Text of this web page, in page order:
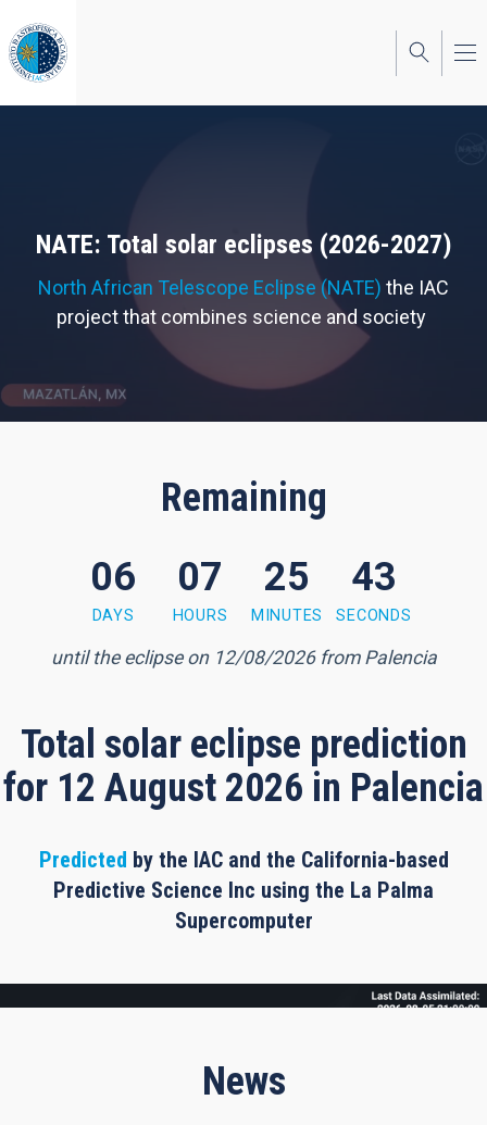
to
main
content
NATE: Total solar eclipses (2026-2027)
North African Telescope Eclipse (NATE) the IAC
project that combines science and society
Remaining
42 seconds
06
DAYS
07
HOURS
25
MINUTES
42
SECONDS
until the eclipse on 12/08/2026 from Palencia
Total solar eclipse prediction
for 12 August 2026 in Palencia
Predicted by the IAC and the California-based
Predictive Science Inc using the La Palma
Supercomputer
News